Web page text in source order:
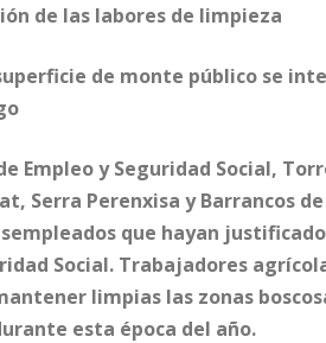
de las labores de limpieza
de monte público se
Empleo y Seguridad Social,
Serra Perenxisa y Barrancos
que hayan
Social. Trabajadores
limpias las zonas
esta época del año.